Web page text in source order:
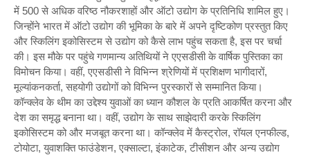
में 500 से अधिक वरिष्ठ नौकरशाहों और ऑटो उद्योग के प्रतिनिधि शामिल हुए।
जिन्होंने भारत में ऑटो उद्योग की भूमिका के बारे में अपने दृष्टिकोण प्रस्तुत किए
और स्किलिंग इकोसिस्टम से उद्योग को कैसे लाभ पहुंच सकता है, इस पर चर्चा
की। इस मौके पर पहुंचे गणमान्‍य अतिथियों ने एएसडीसी के वार्षिक पुस्तिका का
विमोचन किया। वहीं, एएसडीसी ने विभिन्‍न श्रेणियों में प्रशिक्षण भागीदारों,
मूल्‍यांकनकर्ता, सहयोगी उद्योगों को विभिन्‍न पुरस्‍कारों से सम्‍मानित किया।
कॉन्‍क्‍लेव के थीम का उद्देश्‍य युवाओं का ध्‍यान कौशल के प्रति आकर्षित करना और
देश का समृद्ध बनाना था। वहीं, उद्योग के साथ साझेदारी करके स्किलिंग
इकोसिस्टम को और मजबूत करना था। कॉन्क्लेव में कैस्ट्रोल, रॉयल एनफील्ड,
टोयोटा, युवाशक्ति फाउंडेशन, एक्साल्टा, इंकाटेक, टीसीशन और अन्य उद्योग